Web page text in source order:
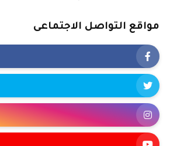
مواقع التواصل الاجتماعى